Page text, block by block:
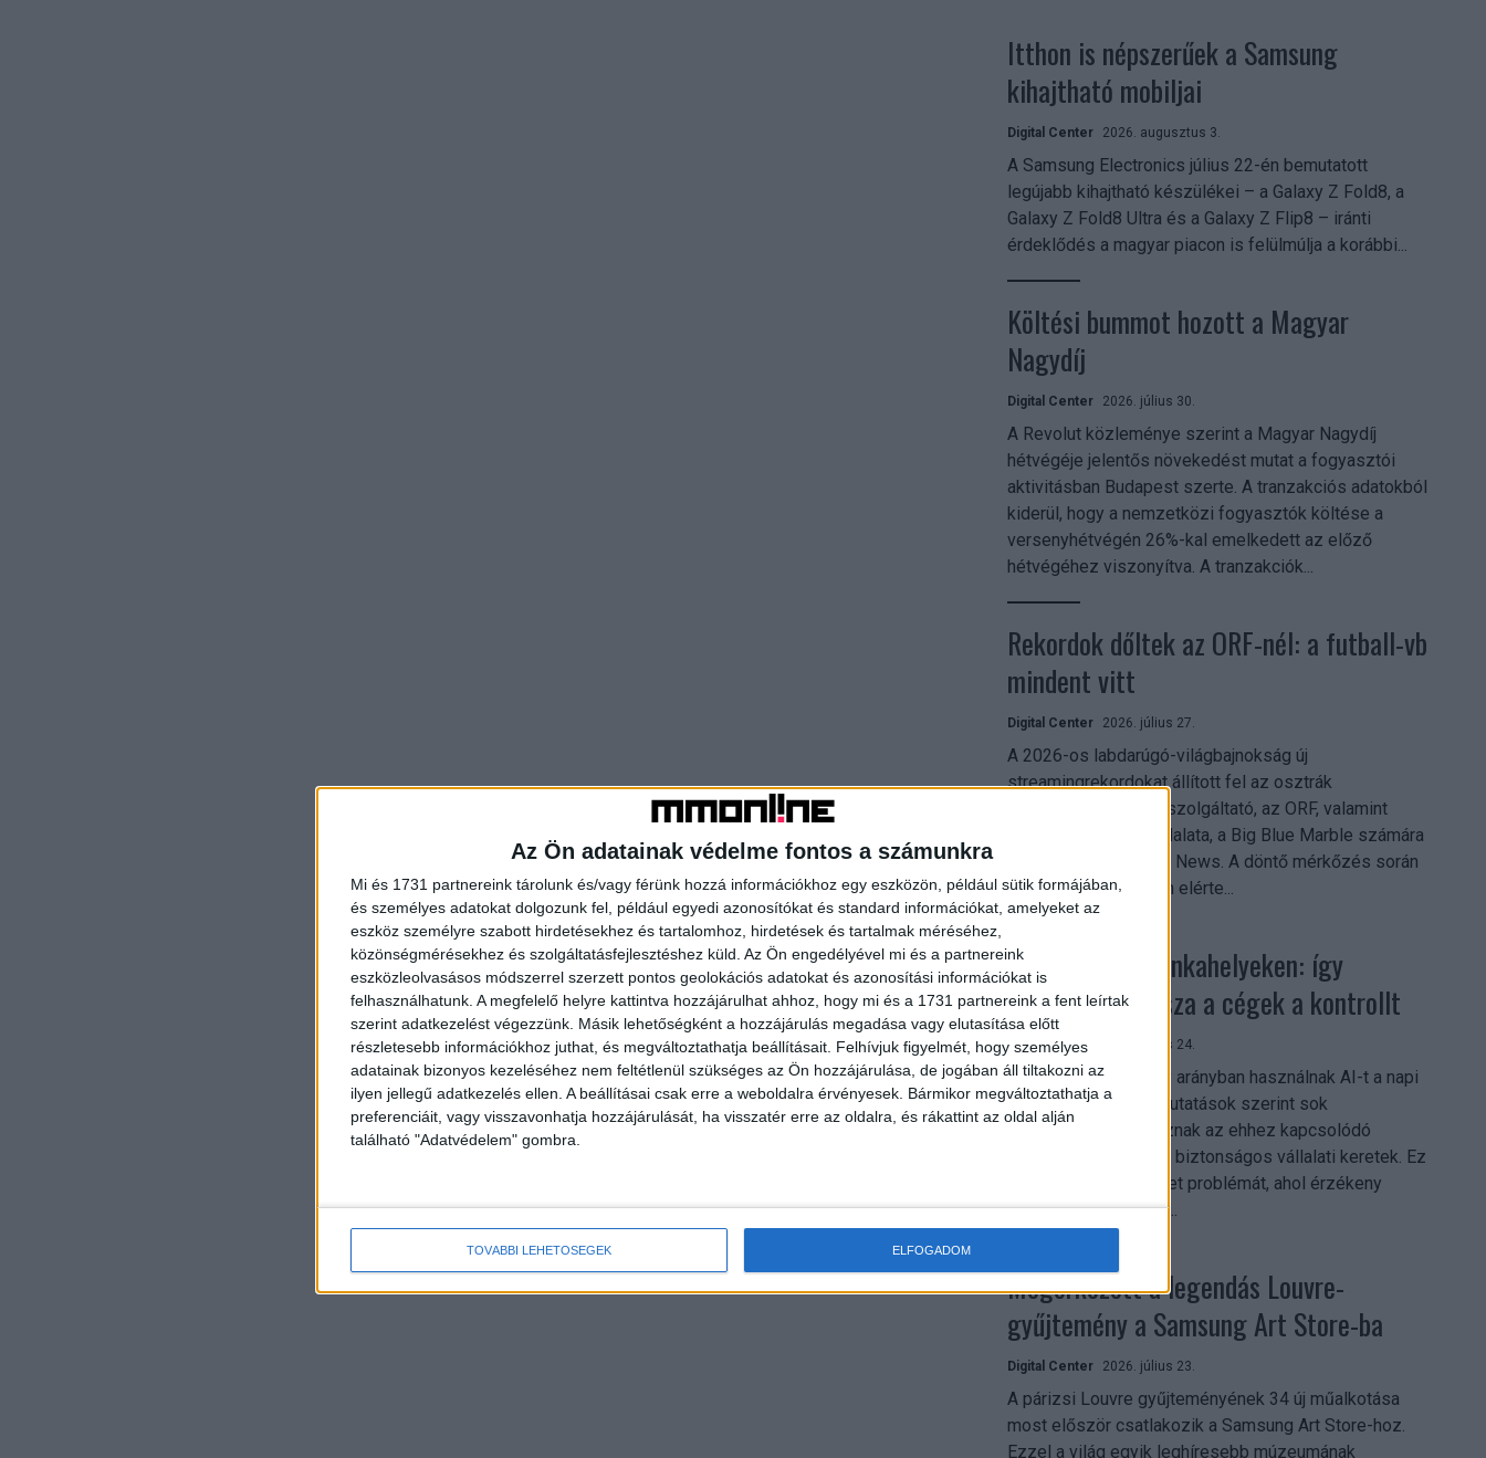
Az Ön adatainak védelme fontos a számunkra
Mi és 1731 partnereink tárolunk és/vagy férünk hozzá információkhoz egy eszközön, például sütik formájában,
és személyes adatokat dolgozunk fel, például egyedi azonosítókat és standard információkat, amelyeket az
eszköz személyre szabott hirdetésekhez és tartalomhoz, hirdetések és tartalmak méréséhez,
közönségmérésekhez és szolgáltatásfejlesztéshez küld. Az Ön engedélyével mi és a partnereink
eszközleolvasásos módszerrel szerzett pontos geolokációs adatokat és azonosítási információkat is
felhasználhatunk. A megfelelő helyre kattintva hozzájárulhat ahhoz, hogy mi és a 1731 partnereink a fent leírtak
szerint adatkezelést végezzünk. Másik lehetőségként a hozzájárulás megadása vagy elutasítása előtt
részletesebb információkhoz juthat, és megváltoztathatja beállításait. Felhívjuk figyelmét, hogy személyes
adatainak bizonyos kezeléséhez nem feltétlenül szükséges az Ön hozzájárulása, de jogában áll tiltakozni az
ilyen jellegű adatkezelés ellen. A beállításai csak erre a weboldalra érvényesek. Bármikor megváltoztathatja a
preferenciáit, vagy visszavonhatja hozzájárulását, ha visszatér erre az oldalra, és rákattint az oldal alján
található "Adatvédelem" gombra.
TOVÁBBI LEHETŐSÉGEK ELFOGADOM
Itthon is népszerűek a Samsung
kihajtható mobiljai
Digital Center 2026. augusztus 3.
A Samsung Electronics július 22-én bemutatott
legújabb kihajtható készülékei – a Galaxy Z Fold8, a
Galaxy Z Fold8 Ultra és a Galaxy Z Flip8 – iránti
érdeklődés a magyar piacon is felülmúlja a korábbi...
Költési bummot hozott a Magyar
Nagydíj
Digital Center 2026. július 30.
A Revolut közleménye szerint a Magyar Nagydíj
hétvégéje jelentős növekedést mutat a fogyasztói
aktivitásban Budapest szerte. A tranzakciós adatokból
kiderül, hogy a nemzetközi fogyasztók költése a
versenyhétvégén 26%-kal emelkedett az előző
hétvégéhez viszonyítva. A tranzakciók...
Rekordok dőltek az ORF-nél: a futball-vb
mindent vitt
Digital Center 2026. július 27.
A 2026-os labdarúgó-világbajnokság új
streamingrekordokat állított fel az osztrák
közszolgálati műsorszolgáltató, az ORF, valamint
technológiai leányvállalata, a Big Blue Marble számára
– írja a Broadband TV News. A döntő mérkőzés során
az átlagos nézőszám elérte...
Shadow AI a munkahelyeken: így
szerezhetik vissza a cégek a kontrollt
Digital Center 2026. július 24.
A munkavállalók nagy arányban használnak AI-t a napi
munkában, ám friss kutatások szerint sok
szervezetnél hiányoznak az ehhez kapcsolódó
világos irányelvek és biztonságos vállalati keretek. Ez
különösen ott jelenthet problémát, ahol érzékeny
üzleti információkkal...
Megérkezett a legendás Louvre-
gyűjtemény a Samsung Art Store-ba
Digital Center 2026. július 23.
A párizsi Louvre gyűjteményének 34 új műalkotása
most először csatlakozik a Samsung Art Store-hoz.
Ezzel a világ egyik leghíresebb múzeumának